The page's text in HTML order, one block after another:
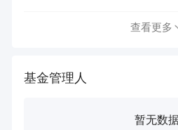
查看更多
基金管理人
暂无数